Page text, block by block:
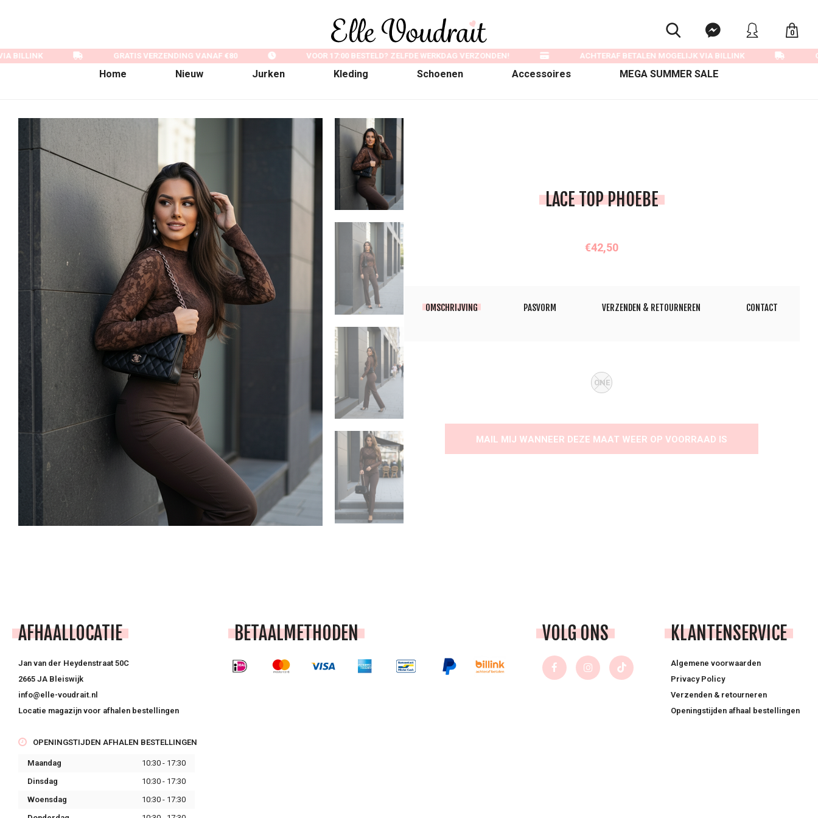
0
Home Nieuw Jurken Kleding Schoenen Accessoires MEGA SUMMER SALE
BILLINK GRATIS VERZENDING VANAF €80 VOOR 17:00 BESTELD? ZELFDE WERKDAG VERZONDEN! ACHTERAF BETALEN MOGELIJK VIA BILLINK
LACE TOP PHOEBE
€42,50
OMSCHRIJVING PASVORM VERZENDEN & RETOURNEREN CONTACT
ONE
MAIL MIJ WANNEER DEZE MAAT WEER OP VOORRAAD IS
AFHAALLOCATIE
Jan van der Heydenstraat 50C
2665 JA Bleiswijk
info@elle-voudrait.nl
Locatie magazijn voor afhalen bestellingen
OPENINGSTIJDEN AFHALEN BESTELLINGEN
Maandag
10:30 - 17:30
Dinsdag
10:30 - 17:30
Woensdag
10:30 - 17:30
BETAALMETHODEN VOLG ONS KLANTENSERVICE
Algemene voorwaarden
Privacy Policy
Verzenden & retourneren
Openingstijden afhaal bestellingen